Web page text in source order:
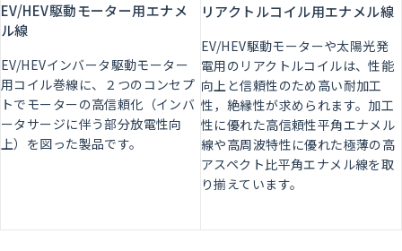
EV/HEV駆動モーター用エナメ
ル線
EV/HEVインバータ駆動モーター
用コイル巻線に、２つのコンセプ
トでモーターの高信頼化（インバ
ータサージに伴う部分放電性向
上）を図った製品です。
リアクトルコイル用エナメル線
EV/HEV駆動モーターや太陽光発
電用のリアクトルコイルは、性能
向上と信頼性のため高い耐加工
性，絶縁性が求められます。加工
性に優れた高信頼性平角エナメル
線や高周波特性に優れた極薄の高
アスペクト比平角エナメル線を取
り揃えています。